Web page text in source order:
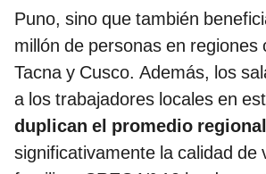
Puno, sino que también
millón de personas en regiones
Tacna y Cusco. Además, los
a los trabajadores locales en
duplican el promedio regional
significativamente la calidad de